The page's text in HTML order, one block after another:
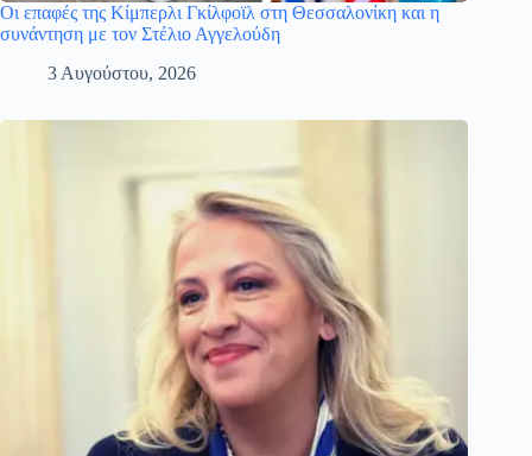
Οι επαφές της Κίμπερλι Γκίλφοϊλ στη Θεσσαλονίκη και η
συνάντηση με τον Στέλιο Αγγελούδη
3 Αυγούστου, 2026